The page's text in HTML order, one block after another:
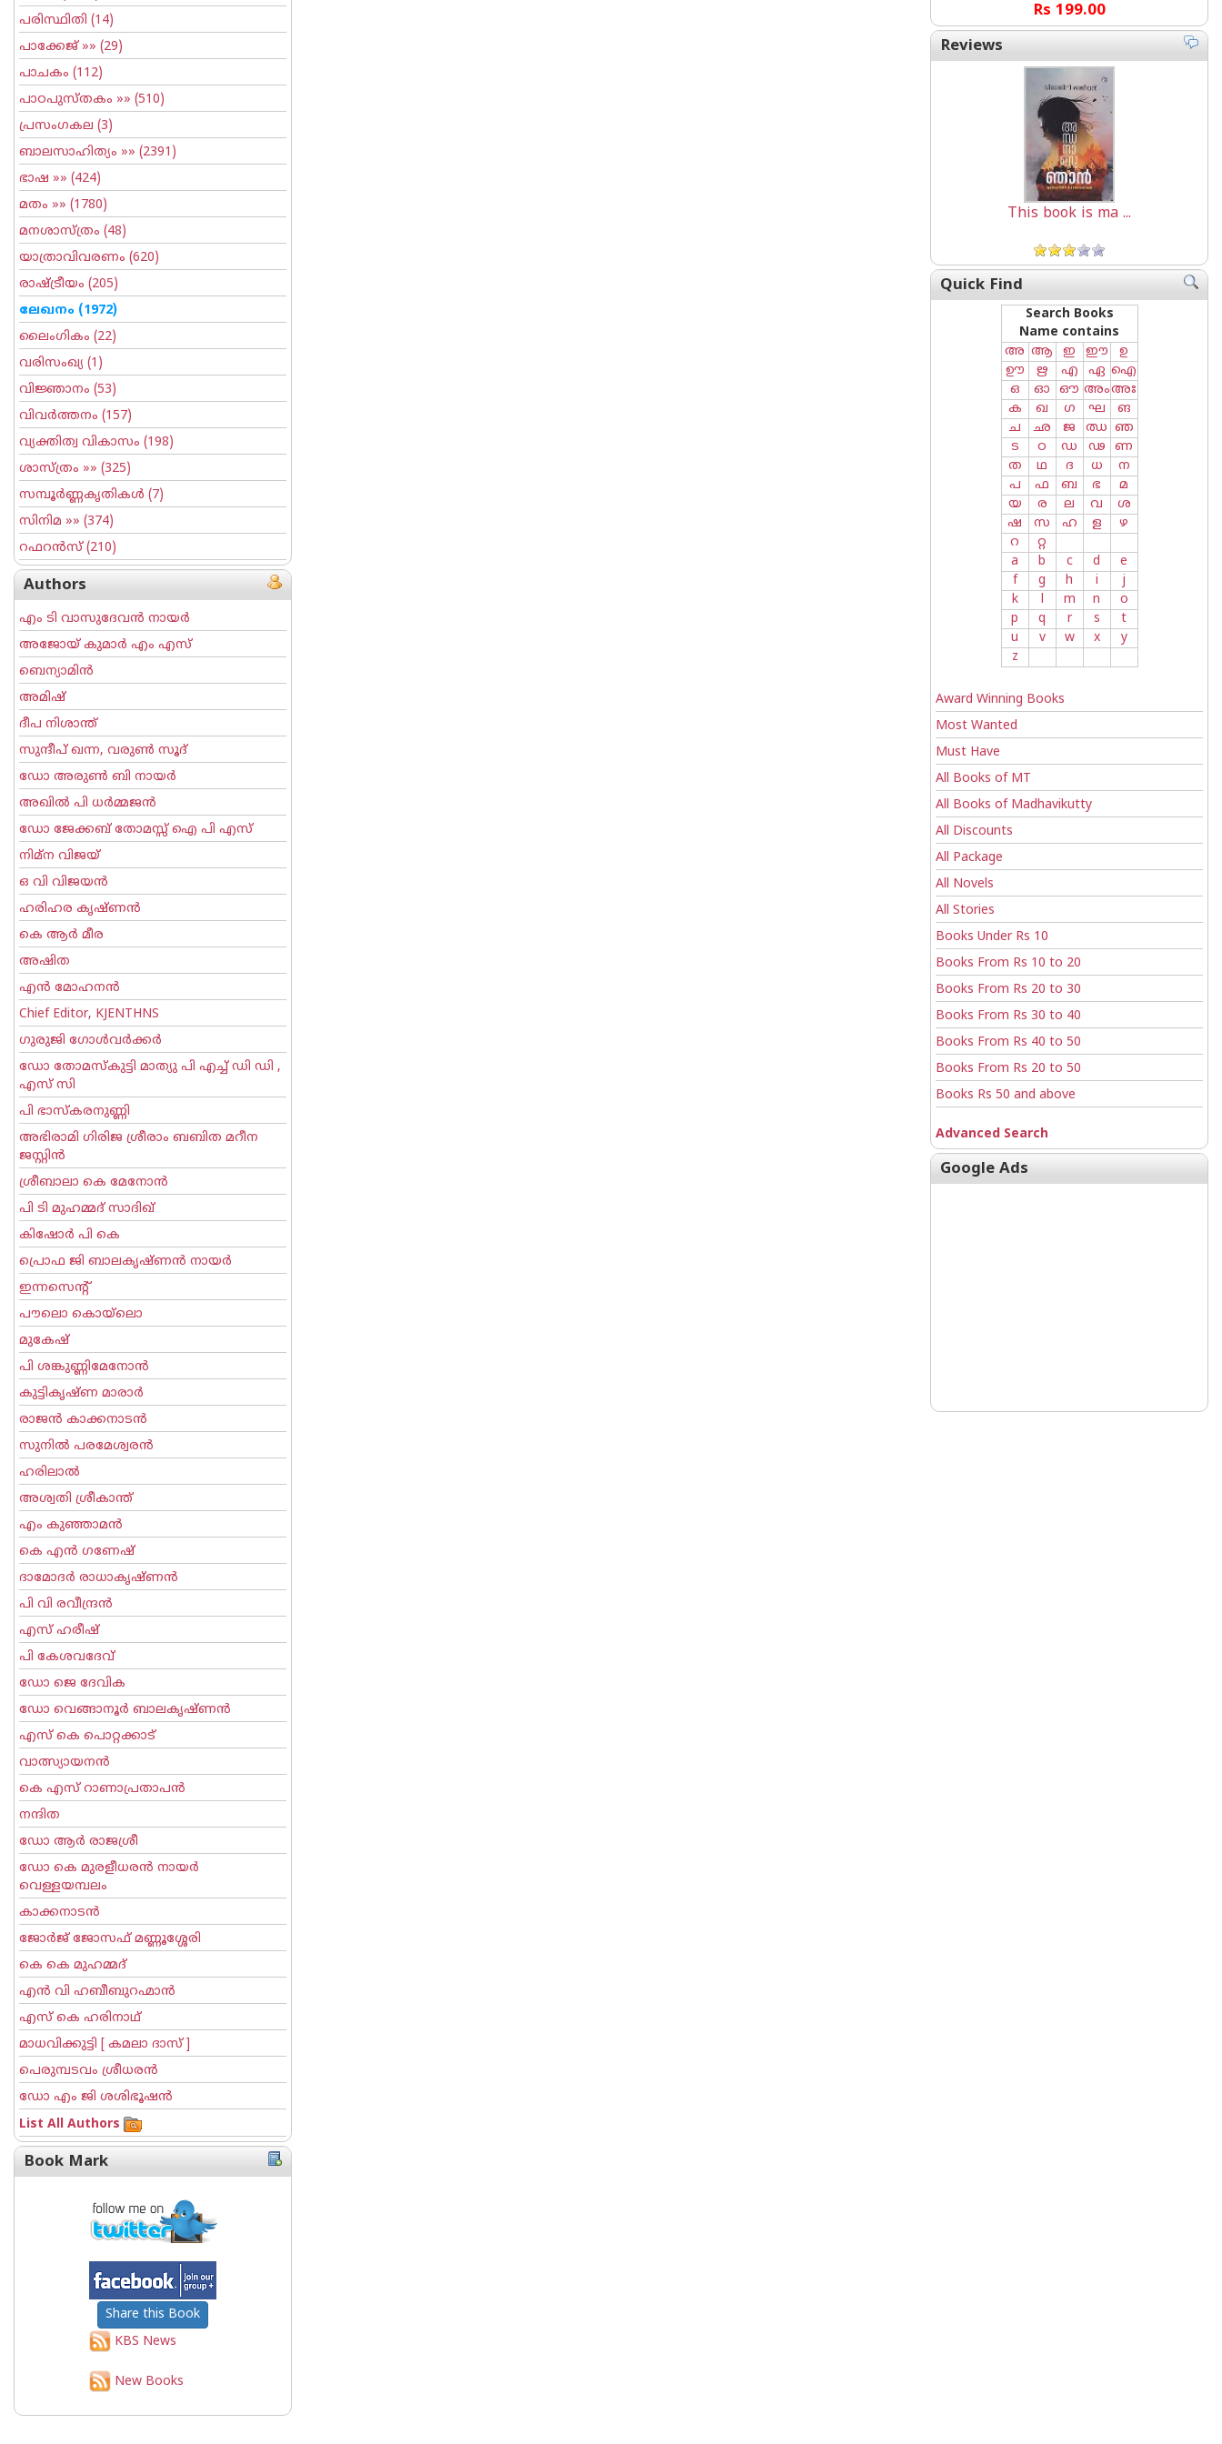
പരിസ്ഥിതി (14)
പാക്കേജ് »» (29)
പാചകം (112)
പാഠപുസ്തകം »» (510)
പ്രസംഗകല (3)
ബാലസാഹിത്യം »» (2391)
ഭാഷ »» (424)
മതം »» (1780)
മനശാസ്ത്രം (48)
യാത്രാവിവരണം (620)
രാഷ്ട്രീയം (205)
ലേഖനം (1972)
ലൈംഗികം (22)
വരിസംഖ്യ (1)
വിജ്ഞാനം (53)
വിവര്‍ത്തനം (157)
വ്യക്തിത്വ വികാസം (198)
ശാസ്ത്രം »» (325)
സമ്പൂര്‍ണ്ണകൃതികള്‍ (7)
സിനിമ »» (374)
റഫറന്‍സ്(210)
Authors
എം ടി വാസുദേവന്‍ നായര്‍
അജോയ് കുമാര്‍ എം എസ്
ബെന്യാമിന്‍
അമിഷ്
ദീപ നിശാന്ത്
സുന്ദീപ് ഖന്ന, വരുൺ സൂദ്
ഡോ അരുണ്‍ ബി നായര്‍
അഖില്‍ പി ധര്‍മ്മജന്‍
ഡോ ജേക്കബ് തോമസ്സ് ഐ പി എസ്
നിമ്ന വിജയ്
ഒ വി വിജയന്‍
ഹരിഹര കൃഷ്ണൻ
കെ ആര്‍ മീര
അഷിത
എന്‍ മോഹനന്‍
Chief Editor, KJENTHNS
ഗുരുജി ഗോള്‍‌വര്‍ക്കര്‍
ഡോ തോമസ്കുട്ടി മാത്യു പി എച്ച് ഡി ഡി ,
എസ് സി
പി ഭാസ്കരനുണ്ണി
അഭിരാമി ഗിരിജ ശ്രീരാം ബബിത മറീന
ജസ്റ്റിന്‍
ശ്രീബാലാ കെ മേനോന്‍
പി ടി മുഹമ്മദ് സാദിഖ്‌
കിഷോർ പി കെ
പ്രൊഫ ജി ബാലകൃഷ്ണന്‍ നായര്‍
ഇന്നസെന്റ്‌
പൗലൊ കൊയ്ലൊ
മുകേഷ്
പി ശങ്കുണ്ണിമേനോന്‍
കുട്ടികൃഷ്ണ മാരാര്‍
രാജന്‍ കാക്കനാടന്‍
സുനില്‍ പരമേശ്വരന്‍
ഹരിലാല്‍
അശ്വതി ശ്രീകാന്ത്
എം കുഞ്ഞാമന്‍
കെ എന്‍ ഗണേഷ്
ദാമോദർ രാധാകൃഷ്ണൻ
പി വി രവീന്ദ്രന്‍
എസ് ഹരീഷ്
പി കേശവദേവ്‌
ഡോ ജെ ദേവിക
ഡോ വെങ്ങാനൂര്‍ ബാലകൃഷ്ണന്‍
എസ്‌ കെ പൊറ്റക്കാട്‌
വാത്സ്യായനന്‍
കെ എസ് റാണാപ്രതാപന്‍
നന്ദിത
ഡോ ആര്‍ രാജശ്രീ
ഡോ കെ മുരളീധരന്‍ നായര്‍
വെള്ളയമ്പലം
കാക്കനാടന്‍
ജോര്‍ജ് ജോസഫ് മണ്ണൂശ്ശേരി
കെ കെ മുഹമ്മദ്
എന്‍ വി ഹബീബുറഹ്മാന്‍
എസ് കെ ഹരിനാഥ്
മാധവിക്കുട്ടി [ കമലാ ദാസ് ]
പെരുമ്പടവം ശ്രീധര‌ന്‍
ഡോ എം ജി ശശിഭൂഷന്‍
List All Authors
Book Mark
Share this Book
KBS News
New Books
Rs 199.00
Reviews
This book is ma ...
Quick Find
Search Books
Name contains
അ ആ ഇ ഈ
ഉ
ഊ
ഋ എ ഏ ഐ
ഒ
ഓ ഔ അംഅഃ
ക
ഖ ഗ ഘ
ങ
ച
ഛ ജ ഝ ഞ
ട
ഠ ഡ ഢ
ണ
ത
ഥ ദ ധ
ന
പ
ഫ ബ ഭ
മ
യ
ര ല വ
ശ
ഷ
സ ഹ ള
ഴ
റ
റ്റ
a
b c d
e
f
g h i
j
k
l m n
o
p
q r s
t
u
v w x
y
z
Award Winning Books
Most Wanted
Must Have
All Books of MT
All Books of Madhavikutty
All Discounts
All Package
All Novels
All Stories
Books Under Rs 10
Books From Rs 10 to 20
Books From Rs 20 to 30
Books From Rs 30 to 40
Books From Rs 40 to 50
Books From Rs 20 to 50
Books Rs 50 and above
Advanced Search
Google Ads